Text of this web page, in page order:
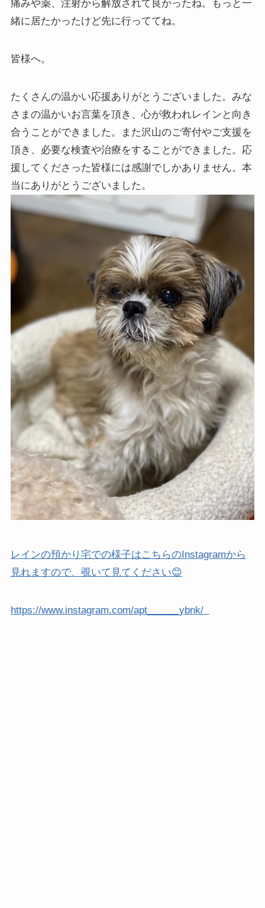
痛みや薬、注射から解放されて良かったね。もっと一
緒に居たかったけど先に行っててね。
皆様へ。
たくさんの温かい応援ありがとうございました。みな
さまの温かいお言葉を頂き、心が救われレインと向き
合うことができました。また沢山のご寄付やご支援を
頂き、必要な検査や治療をすることができました。応
援してくださった皆様には感謝でしかありません。本
当にありがとうございました。
レインの預かり宅での様子はこちらのInstagramから
見れますので、覗いて見てください😊
https://www.instagram.com/apt______ybnk/